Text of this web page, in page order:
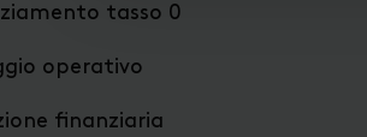
tasso 0
operativo
finanziaria